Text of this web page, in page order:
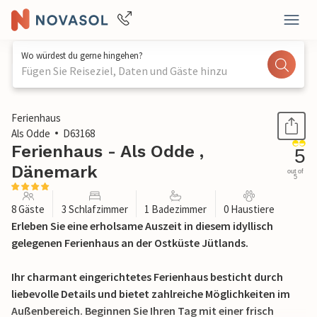
Wo würdest du gerne hingehen?
Fügen Sie Reiseziel, Daten und Gäste hinzu
1 / 22
Ferienhaus
Als Odde
D63168
Ferienhaus - Als Odde ,
Dänemark
5
out of
5
8 Gäste 3 Schlafzimmer 1 Badezimmer 0 Haustiere
Erleben Sie eine erholsame Auszeit in diesem idyllisch
gelegenen Ferienhaus an der Ostküste Jütlands.
Ihr charmant eingerichtetes Ferienhaus besticht durch
liebevolle Details und bietet zahlreiche Möglichkeiten im
Außenbereich. Beginnen Sie Ihren Tag mit einer frisch